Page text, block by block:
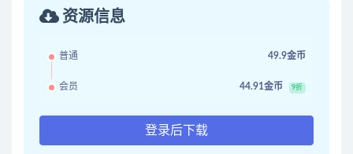
资源信息
普通 49.9金币
会员 44.91金币 9折
登录后下载